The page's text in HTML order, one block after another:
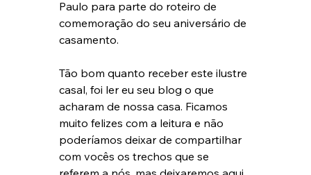
Paulo para parte do roteiro de
comemoração do seu aniversário de
casamento.
Tão bom quanto receber este ilustre
casal, foi ler eu seu blog o que
acharam de nossa casa. Ficamos
muito felizes com a leitura e não
poderíamos deixar de compartilhar
com vocês os trechos que se